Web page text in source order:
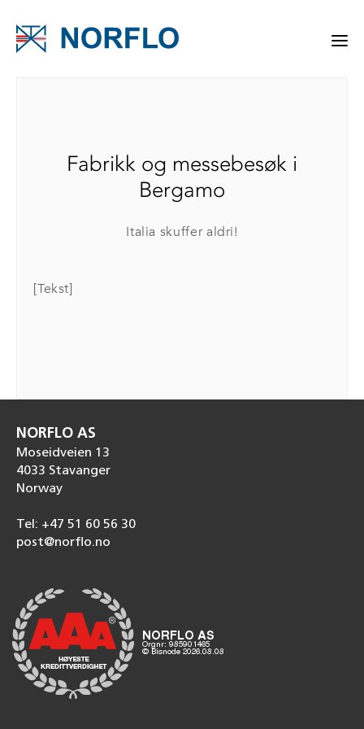
Fabrikk og messebesøk i
Bergamo
Italia skuffer aldri!
[Tekst]
NORFLO AS
Moseidveien 13
4033 Stavanger
Norway
Tel: +47 51 60 56 30
post@norflo.no